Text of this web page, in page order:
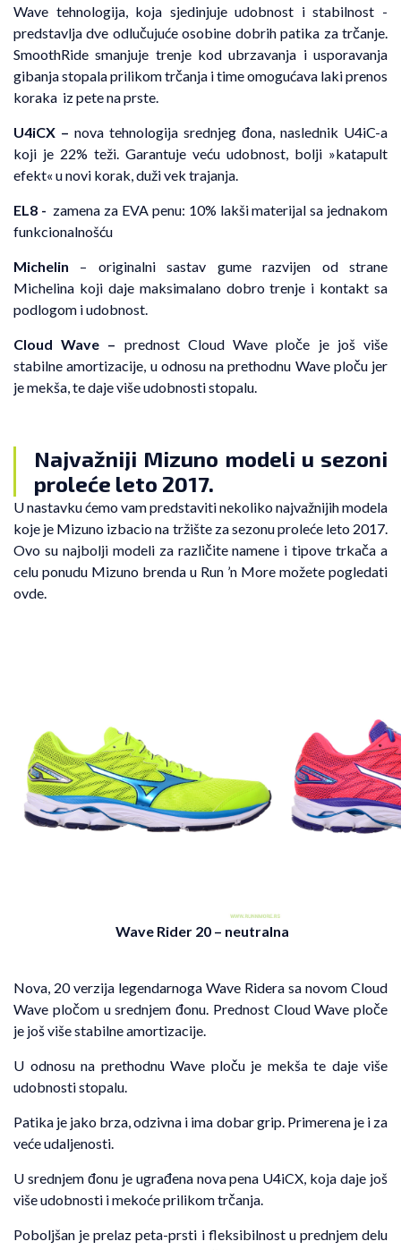
Wave tehnologija, koja sjedinjuje udobnost i stabilnost -
predstavlja dve odlučujuće osobine dobrih patika za trčanje.
SmoothRide smanjuje trenje kod ubrzavanja i usporavanja
gibanja stopala prilikom trčanja i time omogućava laki prenos
koraka iz pete na prste.
U4iCX – nova tehnologija srednjeg đona, naslednik U4iC-a
koji je 22% teži. Garantuje veću udobnost, bolji »katapult
efekt« u novi korak, duži vek trajanja.
EL8 - zamena za EVA penu: 10% lakši materijal sa jednakom
funkcionalnošću
Michelin – originalni sastav gume razvijen od strane
Michelina koji daje maksimalano dobro trenje i kontakt sa
podlogom i udobnost.
Cloud Wave – prednost Cloud Wave ploče je još više
stabilne amortizacije, u odnosu na prethodnu Wave ploču jer
je mekša, te daje više udobnosti stopalu.
Najvažniji Mizuno modeli u sezoni
proleće leto 2017.
U nastavku ćemo vam predstaviti nekoliko najvažnijih modela
koje je Mizuno izbacio na tržište za sezonu proleće leto 2017.
Ovo su najbolji modeli za različite namene i tipove trkača a
celu ponudu Mizuno brenda u Run ’n More možete pogledati
ovde.
Wave Rider 20– neutralna
Nova, 20 verzija legendarnoga Wave Ridera sa novom Cloud
Wave pločom u srednjem đonu. Prednost Cloud Wave ploče
je još više stabilne amortizacije.
U odnosu na prethodnu Wave ploču je mekša te daje više
udobnosti stopalu.
Patika je jako brza, odzivna i ima dobar grip. Primerena je i za
veće udaljenosti.
U srednjem đonu je ugrađena nova pena U4iCX, koja daje još
više udobnosti i mekoće prilikom trčanja.
Poboljšan je prelaz peta-prsti i fleksibilnost u prednjem delu